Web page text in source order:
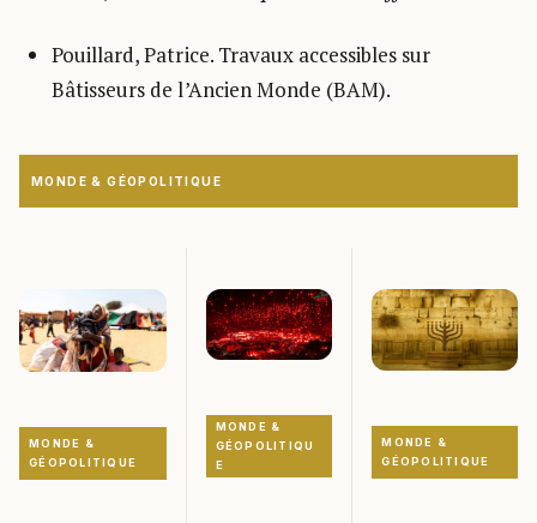
Pouillard, Patrice. Travaux accessibles sur
Bâtisseurs de l’Ancien Monde (BAM).
MONDE & GÉOPOLITIQUE
MONDE &
GÉOPOLITIQUE
MONDE &
GÉOPOLITIQU
E
MONDE &
GÉOPOLITIQUE